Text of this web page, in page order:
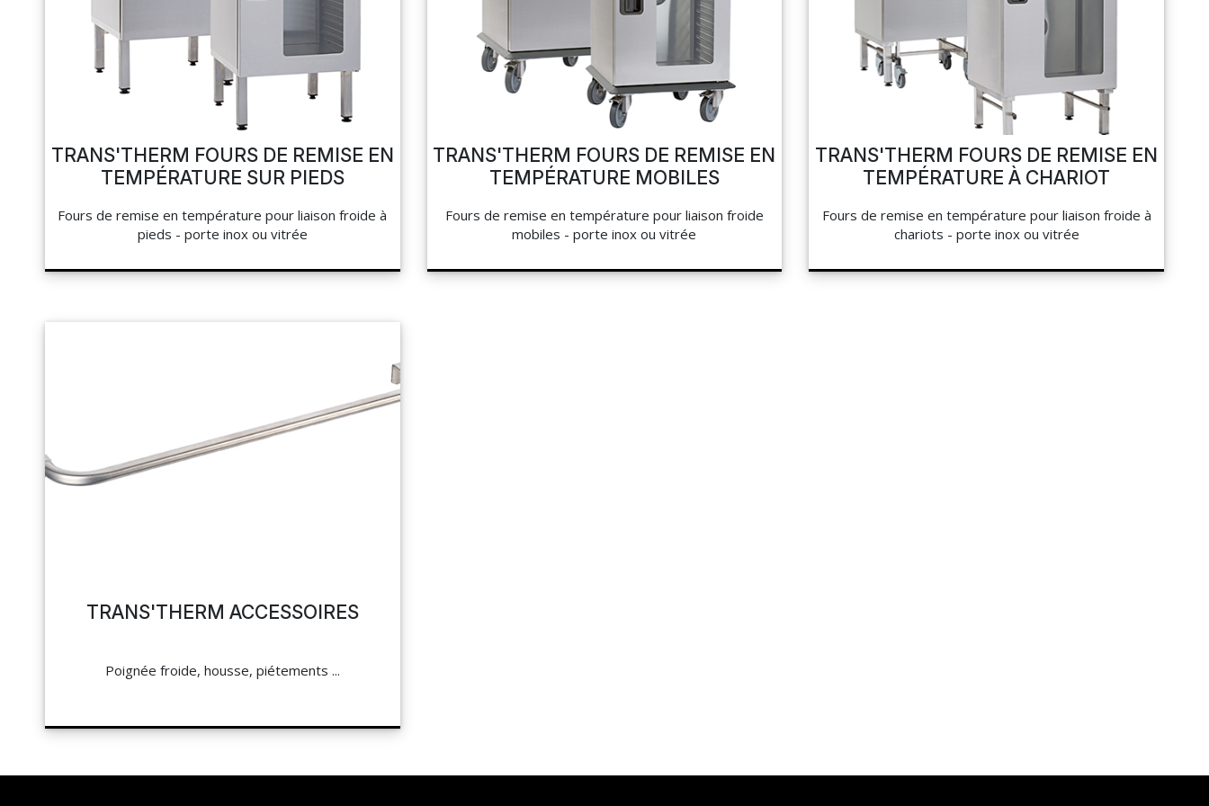
SUCRE ET GLACE
ET MANUTENTION
HYGIÈNE ET ENTRETIEN
LIBRAIRIE
CUISSON ET PRÉPARATION
MA COMMANDE
CHEF'S LIST
TRANS'THERM FOURS DE REMISE EN
TEMPÉRATURE SUR PIEDS
Fours de remise en température pour liaison froide à
pieds - porte inox ou vitrée
TRANS'THERM FOURS DE REMISE EN
TEMPÉRATURE MOBILES
Fours de remise en température pour liaison froide
mobiles - porte inox ou vitrée
TRANS'THERM FOURS DE REMISE EN
TEMPÉRATURE À CHARIOT
Fours de remise en température pour liaison froide à
chariots - porte inox ou vitrée
TRANS'THERM ACCESSOIRES
Poignée froide, housse, piétements ...